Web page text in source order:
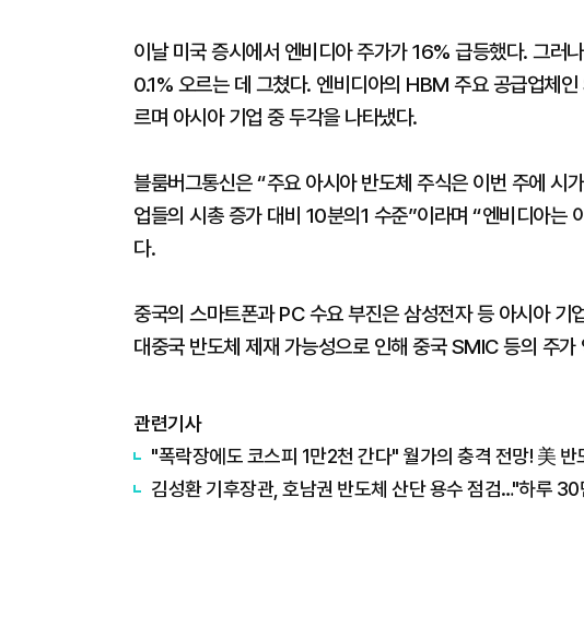
이날 미국 증시에서 엔비디아 주가가 16% 급등했다. 그
0.1% 오르는 데 그쳤다. 엔비디아의 HBM 주요 공급업체
르며 아시아 기업 중 두각을 나타냈다.
블룸버그통신은 “주요 아시아 반도체 주식은 이번 주에 시
업들의 시총 증가 대비 10분의1 수준”이라며 “엔비디아
다.
중국의 스마트폰과 PC 수요 부진은 삼성전자 등 아시아 기
대중국 반도체 제재 가능성으로 인해 중국 SMIC 등의 주
관련기사
김성환 기후장관, 호남권 반도체 산단 용수 점검…"하루